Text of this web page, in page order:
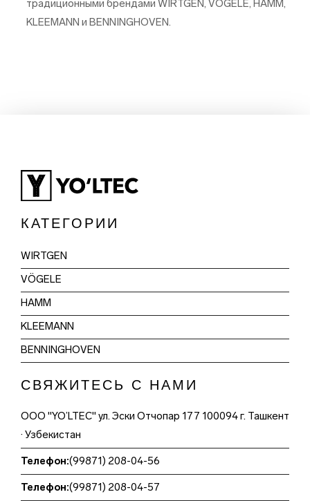
традиционными брендами WIRTGEN, VÖGELE, HAMM,
KLEEMANN и BENNINGHOVEN.
КАТЕГОРИИ
WIRTGEN
VÖGELE
HAMM
KLEEMANN
BENNINGHOVEN
СВЯЖИТЕСЬ С НАМИ
ООО "YO’LTEC" ул. Эски Отчопар 177 100094 г. Ташкент
· Узбекистан
Телефон:(99871) 208-04-56
Телефон:(99871) 208-04-57